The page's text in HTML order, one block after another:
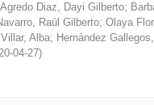
Agredo Diaz, Dayi Gilberto;
Raúl Gilberto; Olaya
Alba; Hernández
04-27)